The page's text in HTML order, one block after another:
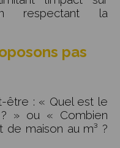
respectant la
pas
être : « Quel est le
? » ou « Combien
maison au m³ ?